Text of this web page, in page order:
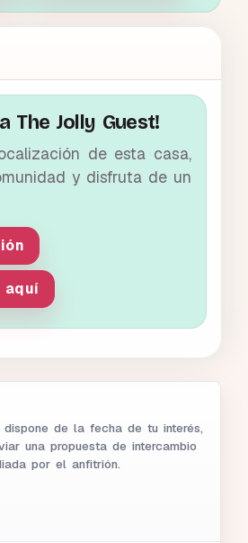
The Jolly Guest!
de esta casa,
y disfruta de un
aquí
de la fecha de tu interés,
una propuesta de intercambio
por el anfitrión.